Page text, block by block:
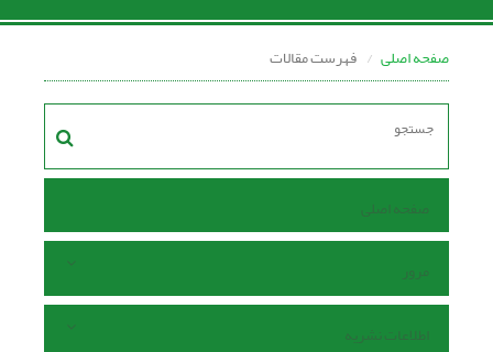
صفحه اصلی فهرست مقالات
صفحه اصلی
مرور
اطلاعات نشریه